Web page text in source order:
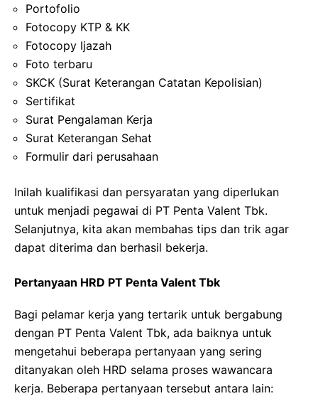
Portofolio
Fotocopy KTP & KK
Fotocopy Ijazah
Foto terbaru
SKCK (Surat Keterangan Catatan Kepolisian)
Sertifikat
Surat Pengalaman Kerja
Surat Keterangan Sehat
Formulir dari perusahaan
Inilah kualifikasi dan persyaratan yang diperlukan
untuk menjadi pegawai di PT Penta Valent Tbk.
Selanjutnya, kita akan membahas tips dan trik agar
dapat diterima dan berhasil bekerja.
Pertanyaan HRD PT Penta Valent Tbk
Bagi pelamar kerja yang tertarik untuk bergabung
dengan PT Penta Valent Tbk, ada baiknya untuk
mengetahui beberapa pertanyaan yang sering
ditanyakan oleh HRD selama proses wawancara
kerja. Beberapa pertanyaan tersebut antara lain: